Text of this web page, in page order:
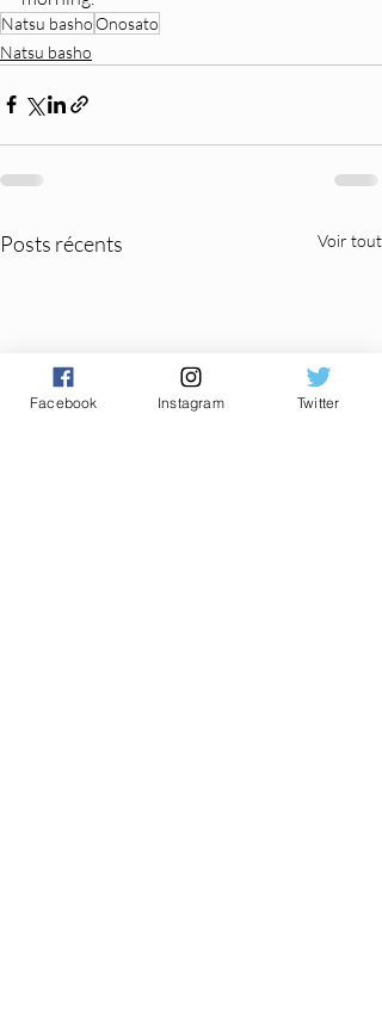
Natsu bashoOnosato
Natsu basho
Posts récents Voir tout
Facebook Instagram Twitter